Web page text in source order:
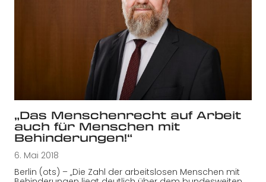
„Das Menschenrecht auf Arbeit
auch für Menschen mit
Behinderungen!“
6. Mai 2018
Berlin (ots) – „Die Zahl der arbeitslosen Menschen mit